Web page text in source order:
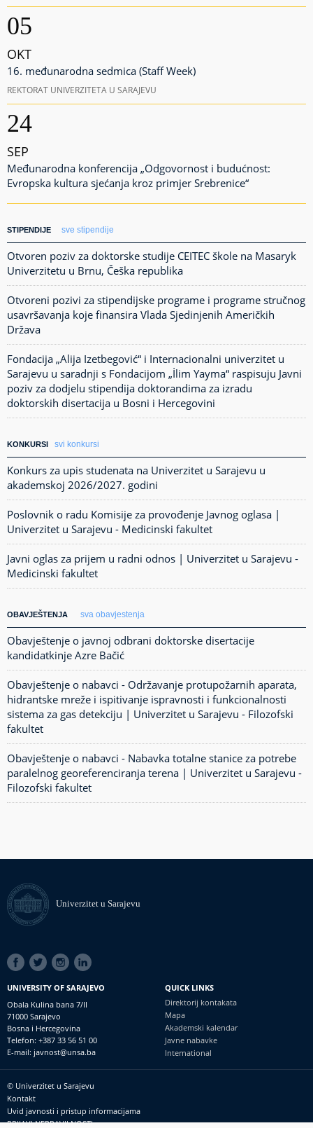
05
OKT
16. međunarodna sedmica (Staff Week)
REKTORAT UNIVERZITETA U SARAJEVU
24
SEP
Međunarodna konferencija „Odgovornost i budućnost:
Evropska kultura sjećanja kroz primjer Srebrenice“
STIPENDIJE sve stipendije
Otvoren poziv za doktorske studije CEITEC škole na Masaryk
Univerzitetu u Brnu, Češka republika
Otvoreni pozivi za stipendijske programe i programe stručnog
usavršavanja koje finansira Vlada Sjedinjenih Američkih
Država
Fondacija „Alija Izetbegović“ i Internacionalni univerzitet u
Sarajevu u saradnji s Fondacijom „İlim Yayma“ raspisuju Javni
poziv za dodjelu stipendija doktorandima za izradu
doktorskih disertacija u Bosni i Hercegovini
KONKURSI svi konkursi
Konkurs za upis studenata na Univerzitet u Sarajevu u
akademskoj 2026/2027. godini
Poslovnik o radu Komisije za provođenje Javnog oglasa |
Univerzitet u Sarajevu - Medicinski fakultet
Javni oglas za prijem u radni odnos | Univerzitet u Sarajevu -
Medicinski fakultet
OBAVJEŠTENJA sva obavjestenja
Obavještenje o javnoj odbrani doktorske disertacije
kandidatkinje Azre Bačić
Obavještenje o nabavci - Održavanje protupožarnih aparata,
hidrantske mreže i ispitivanje ispravnosti i funkcionalnosti
sistema za gas detekciju | Univerzitet u Sarajevu - Filozofski
fakultet
Obavještenje o nabavci - Nabavka totalne stanice za potrebe
paralelnog georeferenciranja terena | Univerzitet u Sarajevu -
Filozofski fakultet
Univerzitet u Sarajevu
SOCIAL
LINKS
UNIVERSITY OF SARAJEVO
Obala Kulina bana 7/II
71000 Sarajevo
Bosna i Hercegovina
Telefon: +387 33 56 51 00
E-mail: javnost@unsa.ba
QUICK LINKS
Direktorij kontakata
Mapa
Akademski kalendar
Javne nabavke
International
Footer
meni
© Univerzitet u Sarajevu
Kontakt
Uvid javnosti i pristup informacijama
PRIJAVI NEPRAVILNOSTI